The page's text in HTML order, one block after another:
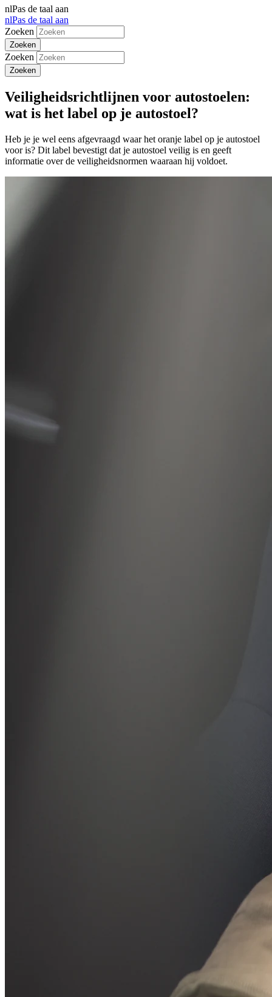
nlPas de taal aan
nlPas de taal aan
Zoeken
Zoeken
Veiligheidsrichtlijnen voor autostoelen:
wat is het label op je autostoel?
Heb je je wel eens afgevraagd waar het oranje label op je autostoel
voor is? Dit label bevestigt dat je autostoel veilig is en geeft
informatie over de veiligheidsnormen waaraan hij voldoet.